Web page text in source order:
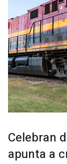
Celebran
apunta a